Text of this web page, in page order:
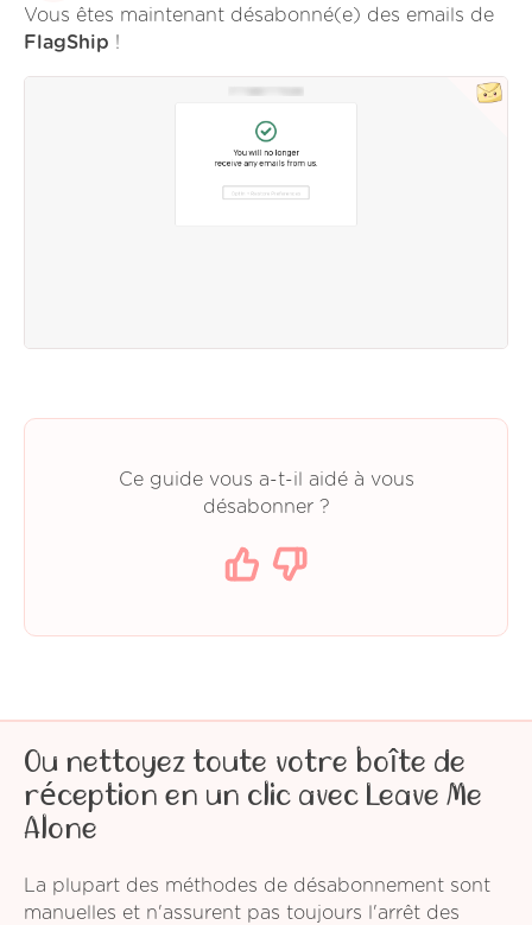
Vous êtes maintenant désabonné(e) des emails de
FlagShip !
Ce guide vous a-t-il aidé à vous
désabonner ?
Ou nettoyez toute votre boîte de
réception en un clic avec Leave Me
Alone
La plupart des méthodes de désabonnement sont
manuelles et n'assurent pas toujours l'arrêt des